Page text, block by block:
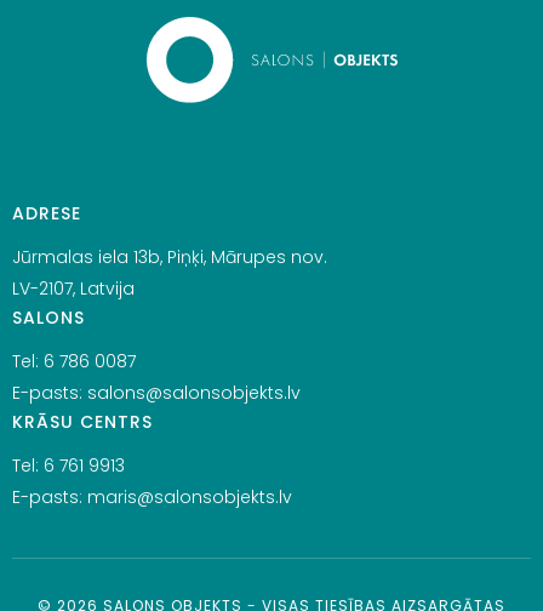
ADRESE
Jūrmalas iela 13b, Piņķi, Mārupes nov.
LV-2107, Latvija
SALONS
Tel: 6 786 0087
E-pasts: salons@salonsobjekts.lv
KRĀSU CENTRS
Tel: 6 761 9913
E-pasts: maris@salonsobjekts.lv
© 2026 SALONS OBJEKTS - VISAS TIESĪBAS AIZSARGĀTAS